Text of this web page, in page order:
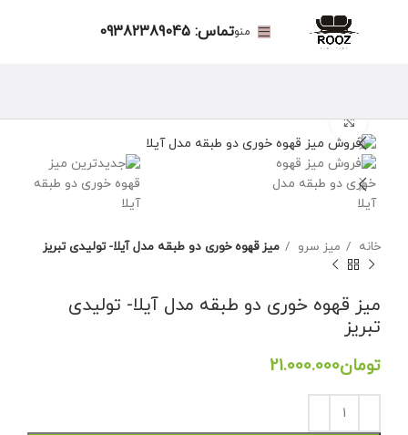
منوتماس: 09382389045
برای بزرگنمایی کلیک کنید
خانه میز سرو میز قهوه خوری دو طبقه مدل آیلا- تولیدی تبریز
میز قهوه خوری دو طبقه مدل آیلا- تولیدی
تبریز
تومان